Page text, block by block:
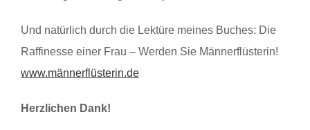
Und natürlich durch die Lektüre meines Buches: Die
Raffinesse einer Frau – Werden Sie Männerflüsterin!
www.männerflüsterin.de
Herzlichen Dank!